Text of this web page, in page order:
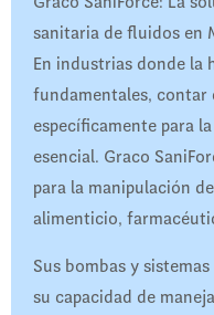
sanitaria de fluidos en
En industrias donde la
fundamentales, contar
específicamente para
esencial. Graco
para la manipulación
alimenticio,
Sus bombas y
su capacidad de